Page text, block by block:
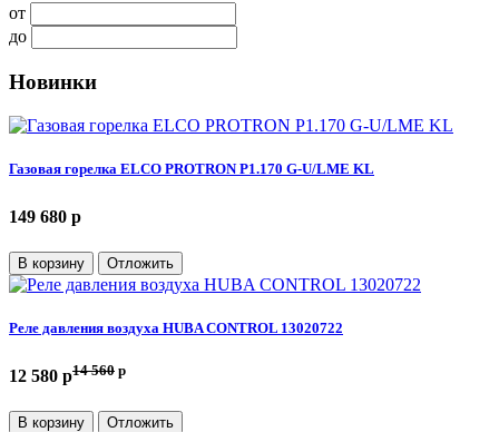
от
до
Новинки
Газовая горелка ELCO PROTRON P1.170 G-U/LME KL
149 680 p
В корзину Отложить
Реле давления воздуха HUBA CONTROL 13020722
12 580 p14 560 p
В корзину Отложить